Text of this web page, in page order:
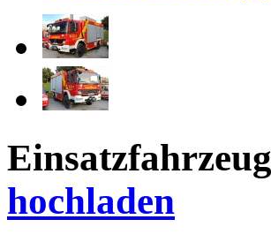
hochladen